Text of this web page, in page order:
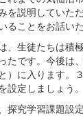
を説明していた
ることをお話いた
生徒たちは積
たです。今後は
）に入ります。
設定しましょう。
探究学習課題設